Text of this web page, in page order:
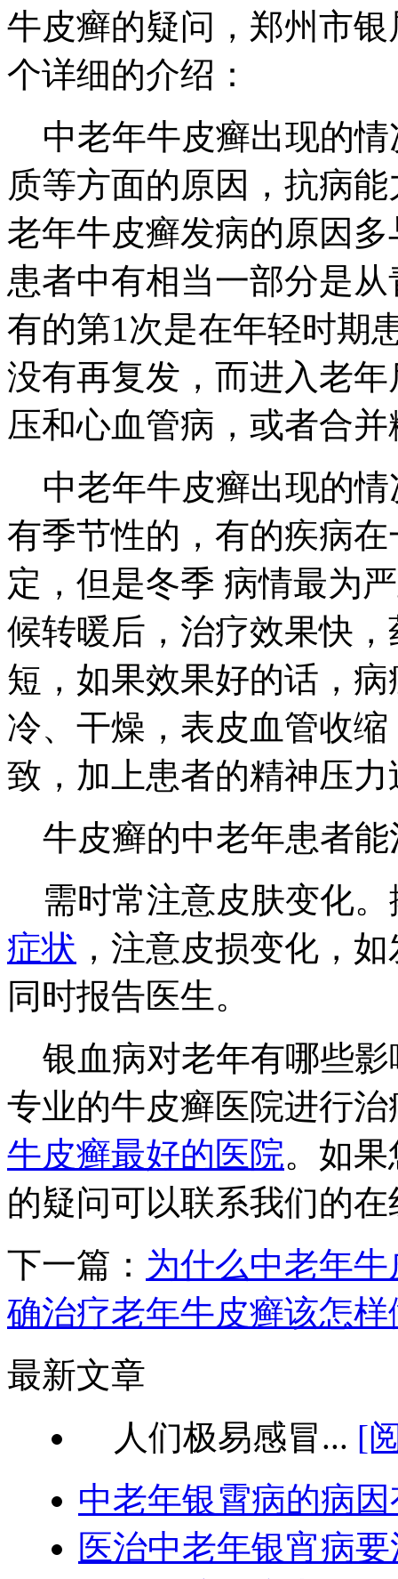
牛皮癣的疑问，郑州市
个详细的介绍：
中老年牛皮癣出现的情
质等方面的原因，抗病
老年牛皮癣发病的原因
患者中有相当一部分是
有的第1次是在年轻时期
没有再复发，而进入老
压和心血管病，或者合
中老年牛皮癣出现的情
有季节性的，有的疾病
定，但是冬季 病情最为
候转暖后，治疗效果快
短，如果效果好的话，
冷、干燥，表皮血管收
致，加上患者的精神压
牛皮癣的中老年患者能
需时常注意皮肤变化。
症状 ，注意皮损变化，
同时报告医生。
银血病对老年有哪些影
专业的牛皮癣医院进行
牛皮癣最好的医院。如
的疑问可以联系我们的
下一篇： 为什么中老年
确治疗老年牛皮癣该怎样
最新文章
人们极易感冒... [
中老年银霄病的病
医治中老年银宵病